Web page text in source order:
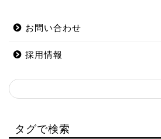
お問い合わせ
採用情報
タグで検索